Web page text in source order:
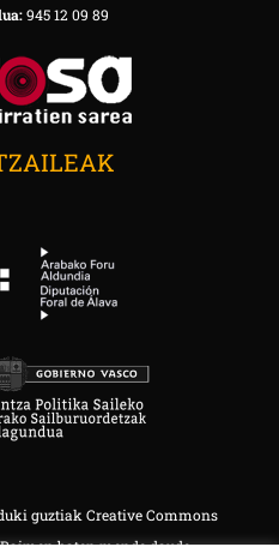
945 12 09 89
guztiak Creative Commons
baten mende daude.